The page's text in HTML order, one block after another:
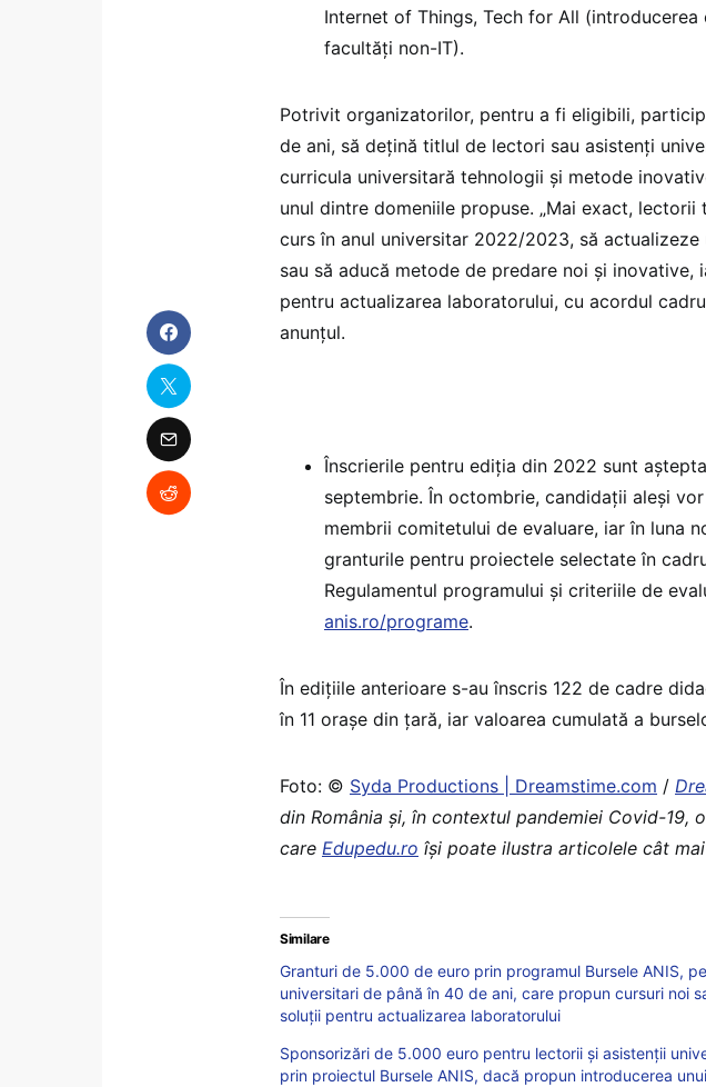
Internet of Things, Tech for All
facultăți non-IT).
Potrivit organizatorilor, pentru a fi eligibili,
de ani, să dețină titlul de lectori sau asistenți
curricula universitară tehnologii și metode
unul dintre domeniile propuse. „Mai exact, lectorii
curs în anul universitar 2022/2023, să
sau să aducă metode de predare noi și
pentru actualizarea laboratorului, cu acordul
anunțul.
Înscrierile pentru ediția din 2022 sunt
septembrie. În octombrie, candidații aleși
membrii comitetului de evaluare, iar în luna
granturile pentru proiectele selectate în
Regulamentul programului și criteriile de
anis.ro/programe.
În edițiile anterioare s-au înscris 122 de cadre
în 11 orașe din țară, iar valoarea cumulată a
Foto: © Syda Productions | Dreamstime.com /
din România şi, în contextul pandemiei Covid-19,
care Edupedu.ro îşi poate ilustra articolele cât
Similare
Granturi de 5.000 de euro prin programul Bursele ANIS,
universitari de până în 40 de ani, care propun cursuri noi
soluții pentru actualizarea laboratorului
Sponsorizări de 5.000 euro pentru lectorii și asistenții
prin proiectul Bursele ANIS, dacă propun introducerea